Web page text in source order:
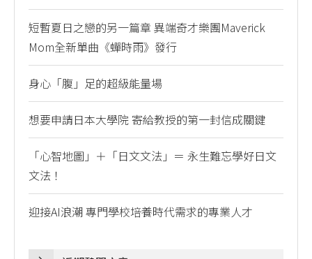
短暫夏日之戀的另一篇章 異端奇才樂團Maverick
Mom全新單曲《蟬時雨》發行
身心「腹」足的超級能量場
想要申請日本大學院 寄給教授的第一封信成關鍵
「心智地圖」＋「日文文法」＝ 永生難忘學好日文
文法！
迎接AI浪潮 專門學校培養時代需求的專業人才